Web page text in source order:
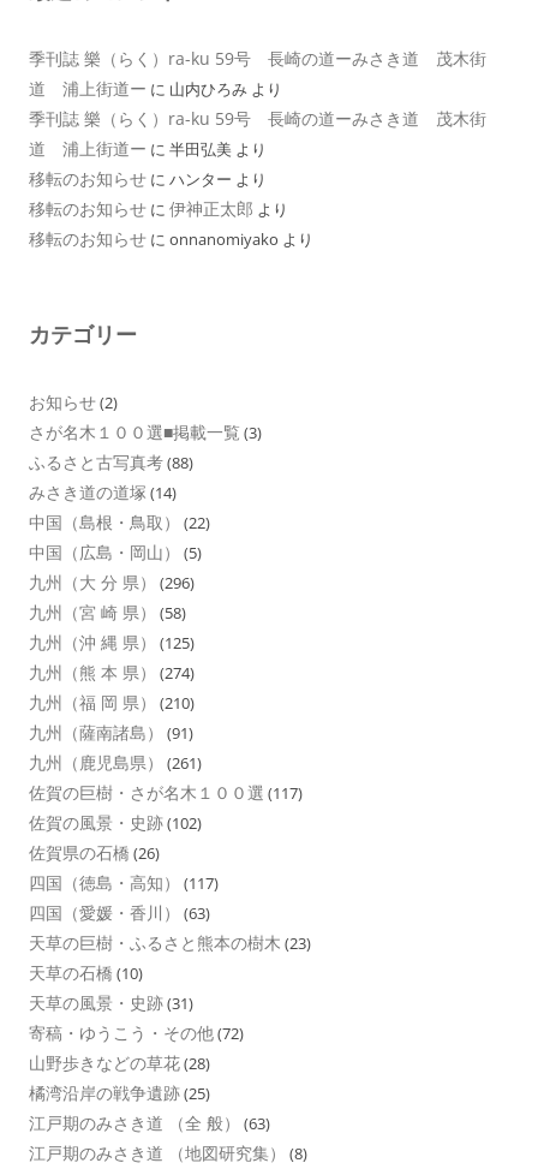
季刊誌 樂（らく）ra-ku 59号 長崎の道ーみさき道 茂木街
道 浦上街道ー に 山内ひろみ より
季刊誌 樂（らく）ra-ku 59号 長崎の道ーみさき道 茂木街
道 浦上街道ー に 半田弘美 より
移転のお知らせ に ハンター より
移転のお知らせ に 伊神正太郎 より
移転のお知らせ に onnanomiyako より
カテゴリー
お知らせ(2)
さが名木１００選■掲載一覧 (3)
ふるさと古写真考(88)
みさき道の道塚 (14)
中国（島根・鳥取） (22)
中国（広島・岡山） (5)
九州（大 分 県） (296)
九州（宮 崎 県） (58)
九州（沖 縄 県） (125)
九州（熊 本 県） (274)
九州（福 岡 県） (210)
九州（薩南諸島） (91)
九州（鹿児島県） (261)
佐賀の巨樹・さが名木１００選 (117)
佐賀の風景・史跡(102)
佐賀県の石橋 (26)
四国（徳島・高知） (117)
四国（愛媛・香川） (63)
天草の巨樹・ふるさと熊本の樹木 (23)
天草の石橋 (10)
天草の風景・史跡(31)
寄稿・ゆうこう・その他(72)
山野歩きなどの草花(28)
橘湾沿岸の戦争遺跡(25)
江戸期のみさき道 （全 般） (63)
江戸期のみさき道 （地図研究集） (8)